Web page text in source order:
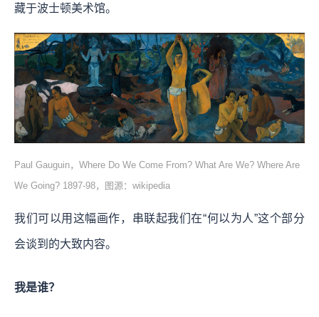
藏于波士顿美术馆。
Paul Gauguin，Where Do We Come From? What Are We? Where Are
We Going? 1897-98，图源：wikipedia
我们可以用这幅画作，串联起我们在“何以为人”这个部分
会谈到的大致内容。
我是谁？